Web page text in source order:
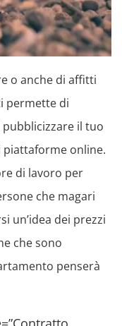
o anche di affitti
permette di
pubblicizzare il tuo
online.
di lavoro per
che magari
un’idea dei prezzi
che sono
penserà